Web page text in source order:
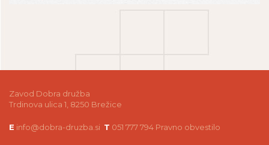
Zavod Dobra družba
Trdinova ulica 1, 8250 Brežice
E info@dobra-druzba.si T 051 777 794 Pravno obvestilo